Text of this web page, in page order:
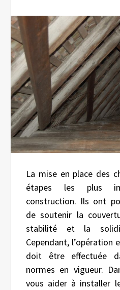
La mise en place des
étapes les plus
construction. Ils ont
de soutenir la
stabilité et la
Cependant, l’opération
doit être effectuée
normes en vigueur.
vous aider à installer